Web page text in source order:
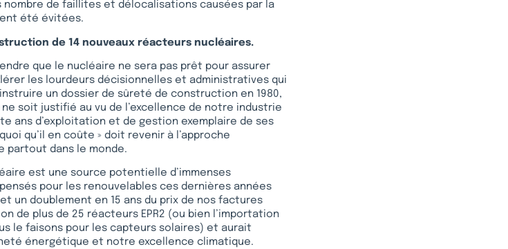
nombre de faillites et délocalisations causées par la
été évitées.
de 14 nouveaux réacteurs nucléaires.
que le nucléaire ne sera pas prêt pour assurer
les lourdeurs décisionnelles et administratives qui
un dossier de sûreté de construction en 1980,
soit justifié au vu de l’excellence de notre industrie
ans d’exploitation et de gestion exemplaire de ses
qu’il en coûte » doit revenir à l’approche
partout dans le monde.
est une source potentielle d’immenses
pour les renouvelables ces dernières années
un doublement en 15 ans du prix de nos factures
de plus de 25 réacteurs EPR2 (ou bien l’importation
le faisons pour les capteurs solaires) et aurait
énergétique et notre excellence climatique.